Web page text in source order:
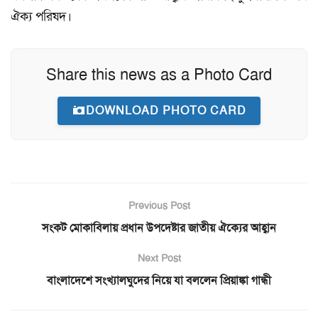
ঐক্য পরিষদ।
Share this news as a Photo Card
DOWNLOAD PHOTO CARD
Previous Post
সংকট মোকাবিলায় প্রধান উপদেষ্টার জাতীয় ঐক্যের আহ্বান
Next Post
বাংলাদেশে সংখ্যালঘুদের নিয়ে যা বললেন প্রিয়াঙ্কা গান্ধী